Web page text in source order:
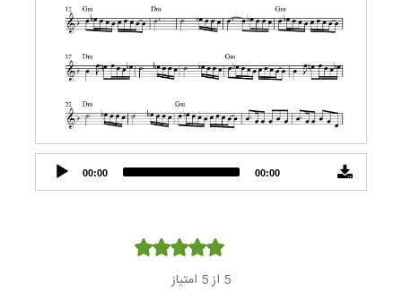
Audio
Player
00:00 00:00
5 از 5 امتیاز